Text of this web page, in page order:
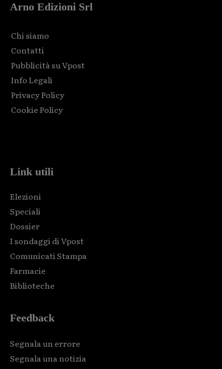
Arno Edizioni Srl
Chi siamo
Contatti
Pubblicità su Vpost
Info Legali
Privacy Policy
Cookie Policy
Link utili
Elezioni
Speciali
Dossier
I sondaggi di Vpost
Comunicati Stampa
Farmacie
Biblioteche
Feedback
Segnala un errore
Segnala una notizia